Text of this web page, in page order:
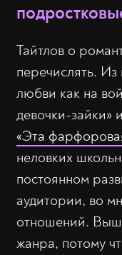
Тайтлов о
перечислять.
любви как на
девочки-зайки»
«Эта
неловких
постоянном
аудитории, во
отношений.
жанра, потому